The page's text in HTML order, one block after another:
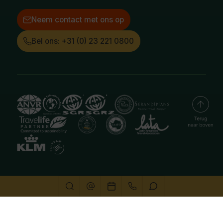
Neem contact met ons op
Bel ons: +31 (0) 23 221 0800